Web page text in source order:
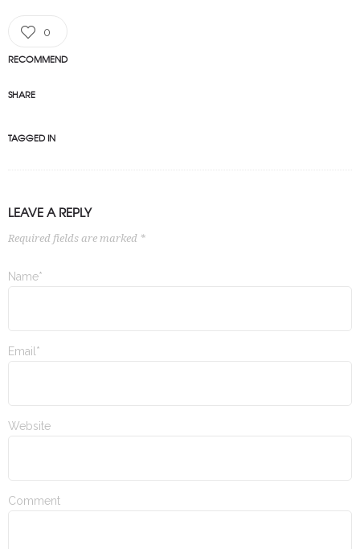
0
RECOMMEND
SHARE
TAGGED IN
LEAVE A REPLY
Required fields are marked *
Name*
Email*
Website
Comment